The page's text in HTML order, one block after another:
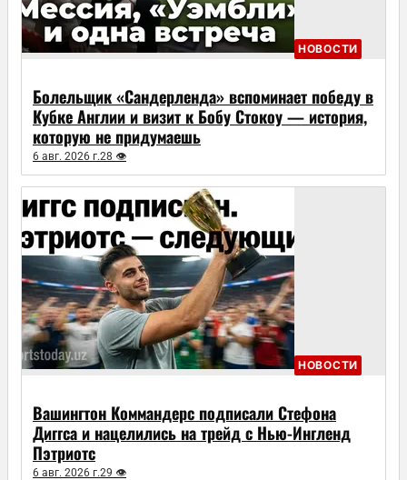
НОВОСТИ
Болельщик «Сандерленда» вспоминает победу в
Кубке Англии и визит к Бобу Стокоу — история,
которую не придумаешь
6 авг. 2026 г.28 👁
НОВОСТИ
Вашингтон Коммандерс подписали Стефона
Диггса и нацелились на трейд с Нью-Ингленд
Пэтриотс
6 авг. 2026 г.29 👁